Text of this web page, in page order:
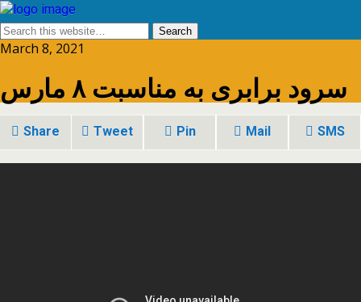
March 8, 2021
سرود برابری به مناسبت ۸ مارس
Share Tweet Pin Mail SMS